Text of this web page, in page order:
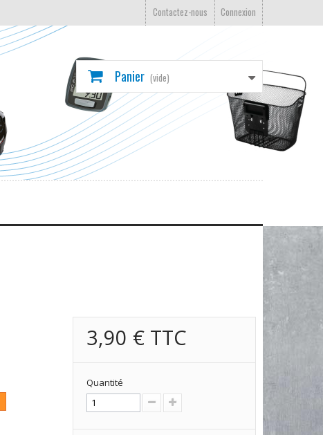
Connexion
Contactez-nous
Panier (vide)
3,90 €TTC
Quantité